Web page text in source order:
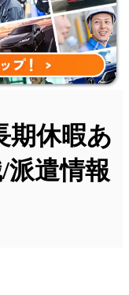
期休暇あ
派遣情報